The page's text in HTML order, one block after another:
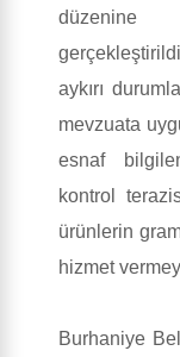
düzenine
aykırı
mevzuata
esnaf
kontrol
ürünlerin
hizmet
Burhaniye